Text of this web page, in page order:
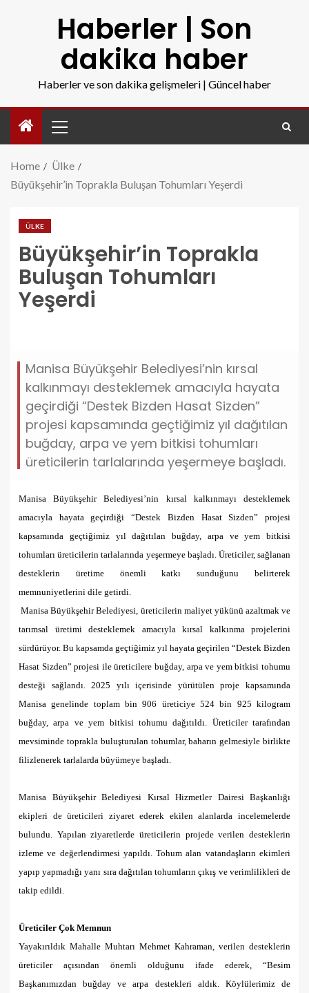
Haberler | Son
dakika haber
Haberler ve son dakika gelişmeleri | Güncel haber
Home
Ülke
Büyükşehir’in Toprakla Buluşan Tohumları Yeşerdi
ÜLKE
Büyükşehir’in Toprakla
Buluşan Tohumları
Yeşerdi
Manisa Büyükşehir Belediyesi’nin kırsal
kalkınmayı desteklemek amacıyla hayata
geçirdiği “Destek Bizden Hasat Sizden”
projesi kapsamında geçtiğimiz yıl dağıtılan
buğday, arpa ve yem bitkisi tohumları
üreticilerin tarlalarında yeşermeye başladı.
Manisa Büyükşehir Belediyesi’nin kırsal kalkınmayı desteklemek
amacıyla hayata geçirdiği “Destek Bizden Hasat Sizden” projesi
kapsamında geçtiğimiz yıl dağıtılan buğday, arpa ve yem bitkisi
tohumları üreticilerin tarlalarında yeşermeye başladı. Üreticiler, sağlanan
desteklerin üretime önemli katkı sunduğunu belirterek
memnuniyetlerini dile getirdi.
Manisa Büyükşehir Belediyesi, üreticilerin maliyet yükünü azaltmak ve
tarımsal üretimi desteklemek amacıyla kırsal kalkınma projelerini
sürdürüyor. Bu kapsamda geçtiğimiz yıl hayata geçirilen “Destek Bizden
Hasat Sizden” projesi ile üreticilere buğday, arpa ve yem bitkisi tohumu
desteği sağlandı. 2025 yılı içerisinde yürütülen proje kapsamında
Manisa genelinde toplam bin 906 üreticiye 524 bin 925 kilogram
buğday, arpa ve yem bitkisi tohumu dağıtıldı. Üreticiler tarafından
mevsiminde toprakla buluşturulan tohumlar, baharın gelmesiyle birlikte
filizlenerek tarlalarda büyümeye başladı.
Manisa Büyükşehir Belediyesi Kırsal Hizmetler Dairesi Başkanlığı
ekipleri de üreticileri ziyaret ederek ekilen alanlarda incelemelerde
bulundu. Yapılan ziyaretlerde üreticilerin projede verilen desteklerin
izleme ve değerlendirmesi yapıldı. Tohum alan vatandaşların ekimleri
yapıp yapmadığı yanı sıra dağıtılan tohumların çıkış ve verimlilikleri de
takip edildi.
Üreticiler Çok Memnun
Yayakırıldık Mahalle Muhtarı Mehmet Kahraman, verilen desteklerin
üreticiler açısından önemli olduğunu ifade ederek, “Besim
Başkanımızdan buğday ve arpa destekleri aldık. Köylülerimiz de